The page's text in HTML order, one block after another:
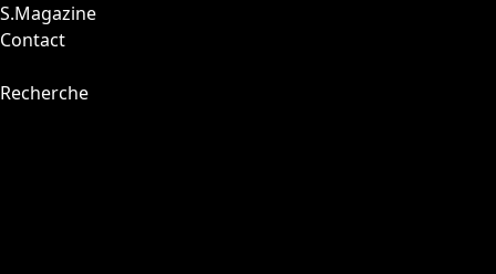
S.Magazine
Contact
Recherche